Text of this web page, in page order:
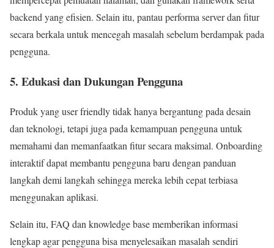
backend yang efisien. Selain itu, pantau performa server dan fitur
secara berkala untuk mencegah masalah sebelum berdampak pada
pengguna.
5. Edukasi dan Dukungan Pengguna
Produk yang user friendly tidak hanya bergantung pada desain
dan teknologi, tetapi juga pada kemampuan pengguna untuk
memahami dan memanfaatkan fitur secara maksimal. Onboarding
interaktif dapat membantu pengguna baru dengan panduan
langkah demi langkah sehingga mereka lebih cepat terbiasa
menggunakan aplikasi.
Selain itu, FAQ dan knowledge base memberikan informasi
lengkap agar pengguna bisa menyelesaikan masalah sendiri